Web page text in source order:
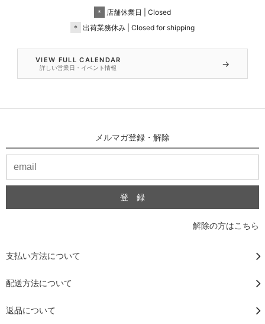
＊
店舗休業日 | Closed
＊
出荷業務休み | Closed for shipping
VIEW FULL CALENDAR
詳しい営業日・イベント情報 →
メルマガ登録・解除
解除の方はこちら
支払い方法について
配送方法について
返品について